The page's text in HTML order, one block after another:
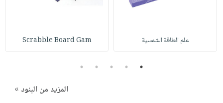
علم الطاقة الشمسية Scrabble Board Gam
1
2
3
4
5
المزيد من البنود »